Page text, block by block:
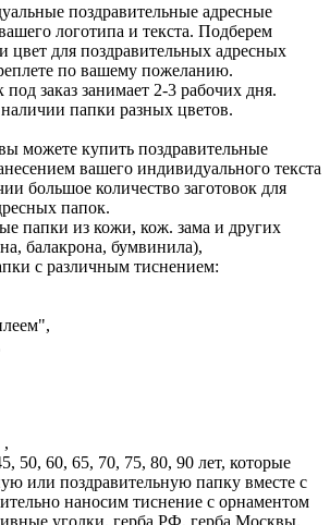
поздравительные адресные
логотипа и текста. Подберем
цвет для поздравительных адресных
по вашему пожеланию.
заказ занимает 2-3 рабочих дня.
наличии папки разных цветов.
можете купить поздравительные
вашего индивидуального текста
большое количество заготовок для
папок.
папки из кожи, кож. зама и других
балакрона, бумвинила),
с различным тиснением:
,
50, 60, 65, 70, 75, 80, 90 лет, которые
или поздравительную папку вместе с
наносим тиснение с орнаментом
уголки, герба РФ, герба Москвы.